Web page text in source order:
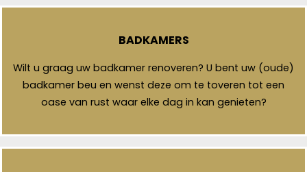
BADKAMERS
Wilt u graag uw badkamer renoveren? U bent uw (oude)
badkamer beu en wenst deze om te toveren tot een
oase van rust waar elke dag in kan genieten?